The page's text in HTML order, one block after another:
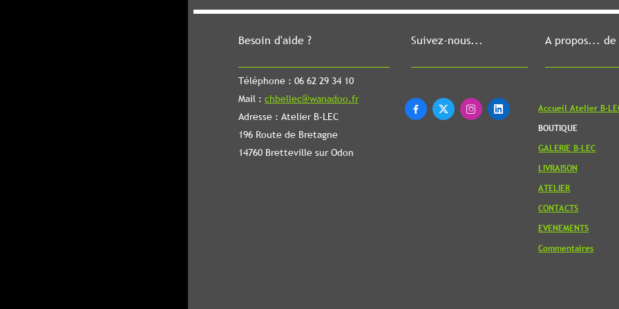
Besoin d'aide ?
Téléphone : 06 62 29 34 10
Mail : chbellec@wanadoo.fr
Adresse : Atelier B-LEC
196 Route de Bretagne
14760 Bretteville sur Odon
Suivez-nous...
   
A propos... de
Accueil Atelier B-
BOUTIQUE
GALERIE B-LEC
LIVRAISON
ATELIER
CONTACTS
EVENEMENTS
Commentaires